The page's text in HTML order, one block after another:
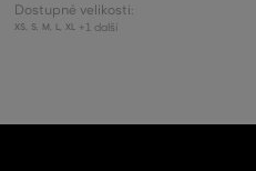
Dostupné velikosti:
XS, S, M L, XL +1 další